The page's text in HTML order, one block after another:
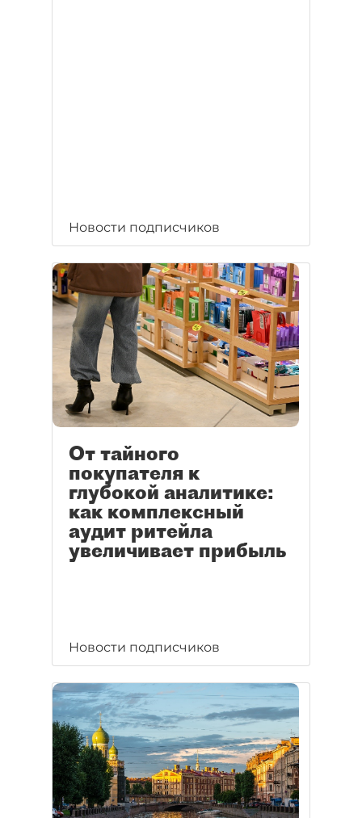
Новости подписчиков
От тайного
покупателя к
глубокой аналитике:
как комплексный
аудит ритейла
увеличивает прибыль
Новости подписчиков